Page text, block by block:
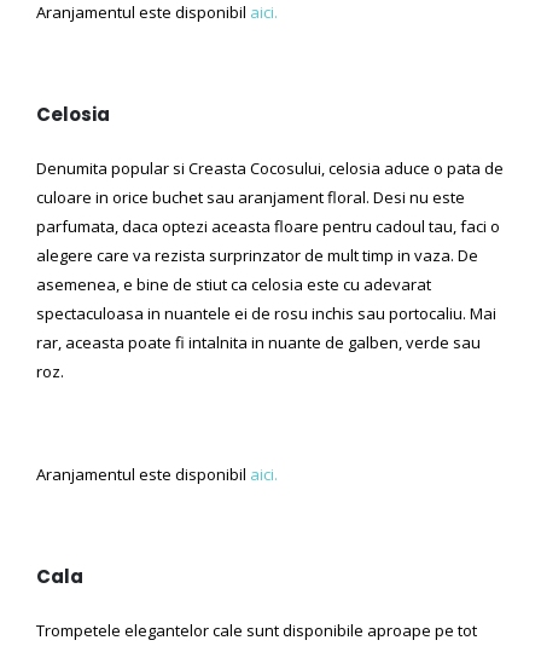
Aranjamentul este disponibil aici.
Celosia
Denumita popular si Creasta Cocosului, celosia aduce o pata de
culoare in orice buchet sau aranjament floral. Desi nu este
parfumata, daca optezi aceasta floare pentru cadoul tau, faci o
alegere care va rezista surprinzator de mult timp in vaza. De
asemenea, e bine de stiut ca celosia este cu adevarat
spectaculoasa in nuantele ei de rosu inchis sau portocaliu. Mai
rar, aceasta poate fi intalnita in nuante de galben, verde sau
roz.
Aranjamentul este disponibil aici.
Cala
Trompetele elegantelor cale sunt disponibile aproape pe tot